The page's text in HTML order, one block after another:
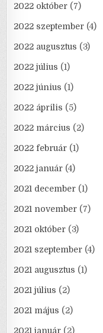
2022 október (7)
2022 szeptember (4)
2022 augusztus (3)
2022 július (1)
2022 június (1)
2022 április (5)
2022 március (2)
2022 február (1)
2022 január (4)
2021 december (1)
2021 november (7)
2021 október (3)
2021 szeptember (4)
2021 augusztus (1)
2021 július (2)
2021 május (2)
2021 január (2)